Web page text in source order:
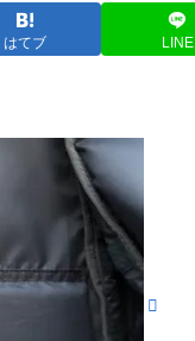
はてブ LINE